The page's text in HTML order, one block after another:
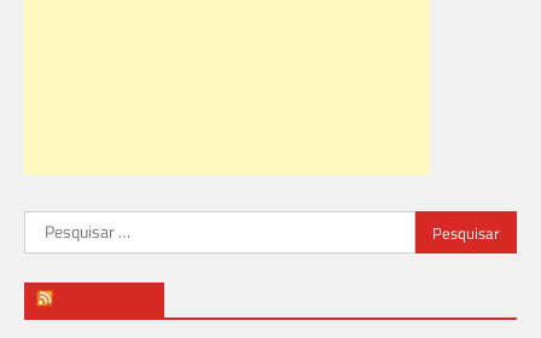
Pesquisar
por: